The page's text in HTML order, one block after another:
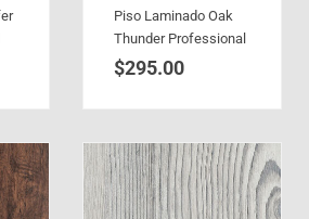
Piso Laminado Oak
Thunder Professional
$295.00